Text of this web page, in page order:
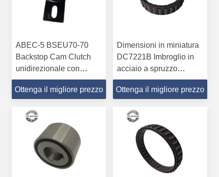
ABEC-5 BSEU70-70
Backstop Cam Clutch
unidirezionale con
cuscinetto
70x165x80mm
Ottenga il migliore prezzo
Dimensioni in miniatura
DC7221B Imbroglio in
acciaio a spruzzo
unidirezionale ID
cuscinetto 72.217mm
Ottenga il migliore prezzo